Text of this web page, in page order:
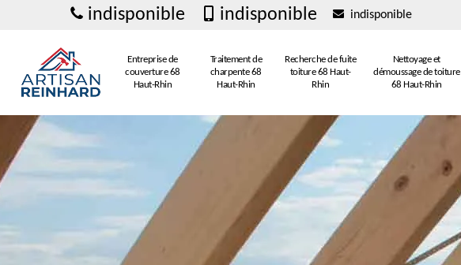
indisponible indisponible indisponible
Entreprise de
couverture 68
Haut-Rhin
Traitement de
charpente 68
Haut-Rhin
Recherche de fuite
toiture 68 Haut-
Rhin
Nettoyage et
démoussage de toiture
68 Haut-Rhin